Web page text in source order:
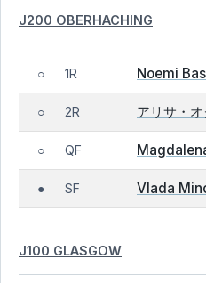
J200 OBERHACHING
○ 1R Noemi
○ 2R アリサ・
○ QF
● SF Vlada
J100 GLASGOW